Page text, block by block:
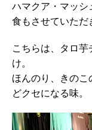
ハマクア・マッシ
食もさせていただ
こちらは、タロ
け。
ほんのり、きの
どクセになる味。